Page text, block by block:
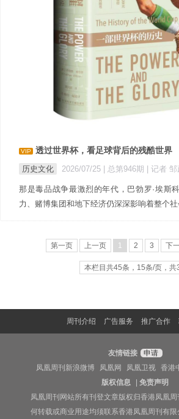
VIP 透过世界杯，看足球背后的残酷世界
历史文化 2026/07/25 | 总第946期 | 记者 邹
那是毒品战争最激烈的年代，巴勃罗·埃斯
力、赌博集团和地下经济仍深深影响着整个社
第一页 上一页 1 2 3 下
本栏目共45条，15条/页，共
周刊介绍 广告服务 推广合作
友情链接
申请
凤凰周刊新浪微博
凤凰网 凤凰卫视 香港
版权信息
|免责声明
凤凰周刊网站所有刊登文章版权归香港凤凰
何转载或商业用途均须联系香港凤凰周刊有